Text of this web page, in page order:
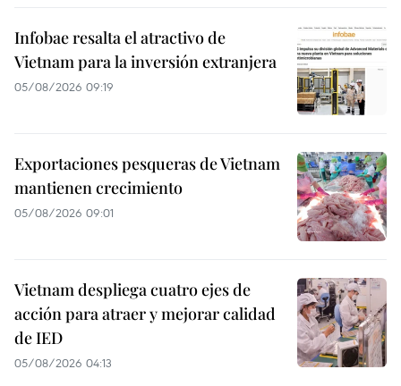
Infobae resalta el atractivo de
Vietnam para la inversión extranjera
05/08/2026 09:19
Exportaciones pesqueras de Vietnam
mantienen crecimiento
05/08/2026 09:01
Vietnam despliega cuatro ejes de
acción para atraer y mejorar calidad
de IED
05/08/2026 04:13